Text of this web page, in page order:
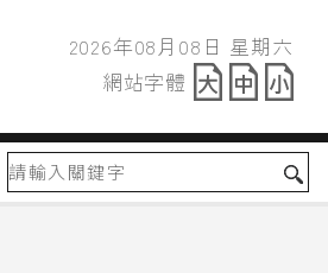
2026年08月08日
網站字體
2026年08月08日 星期六
網站字體